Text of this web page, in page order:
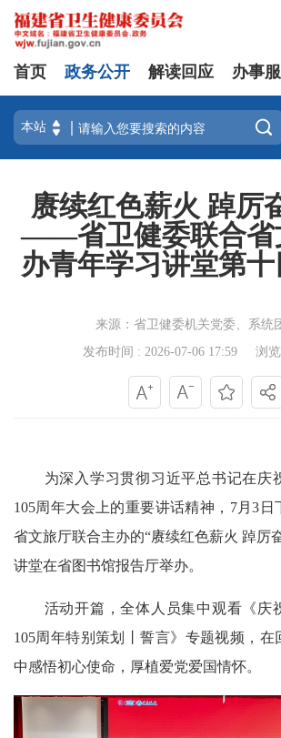
首页 政务公开 解读回应 办事

赓续红色薪火 踔厉
——省卫健委联合省
办青年学习讲堂第
来源：省卫健委机关党委、系统
发布时间 : 2026-07-06 17:59
浏
为深入学习贯彻习近平总书记在庆
105周年大会上的重要讲话精神，7月3日
省文旅厅联合主办的“赓续红色薪火 踔厉
讲堂在省图书馆报告厅举办。
活动开篇，全体人员集中观看《庆
105周年特别策划丨誓言》专题视频，在
中感悟初心使命，厚植爱党爱国情怀。